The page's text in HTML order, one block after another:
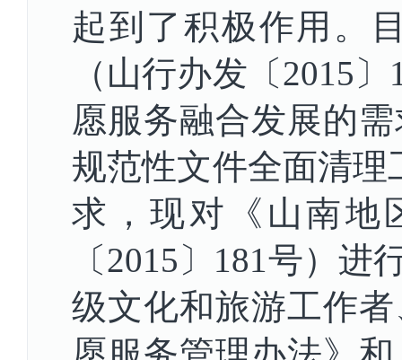
起到了积极作用。
（山行办发〔2015
愿服务融合发展的
规范性文件全面清理
求，现对《山南地
〔2015〕181号）
级文化和旅游工作